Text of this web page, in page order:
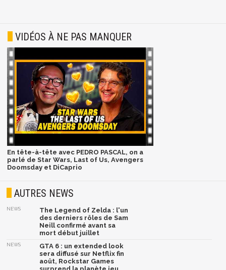
VIDÉOS À NE PAS MANQUER
En tête-à-tête avec PEDRO PASCAL, on a
parlé de Star Wars, Last of Us, Avengers
Doomsday et DiCaprio
AUTRES NEWS
NEWS
The Legend of Zelda : l'un
des derniers rôles de Sam
Neill confirmé avant sa
mort début juillet
NEWS
GTA 6 : un extended look
sera diffusé sur Netflix fin
août, Rockstar Games